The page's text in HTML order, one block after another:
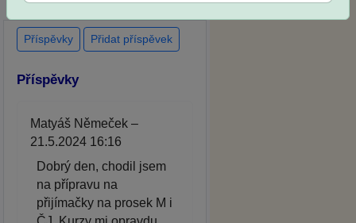
Příspěvky Přidat příspěvek
Příspěvky
Matyáš Němeček –
21.5.2024 16:16
Dobrý den, chodil jsem
na přípravu na
přijímačky na prosek M i